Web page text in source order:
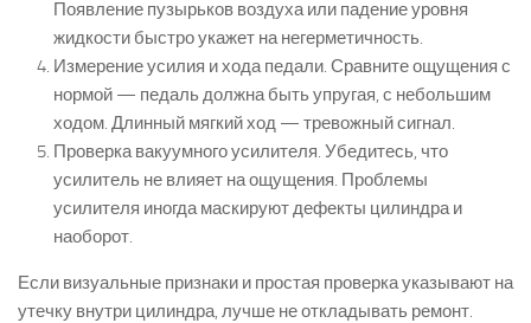
Появление пузырьков воздуха или падение уровня
жидкости быстро укажет на негерметичность.
Измерение усилия и хода педали. Сравните ощущения с
нормой — педаль должна быть упругая, с небольшим
ходом. Длинный мягкий ход — тревожный сигнал.
Проверка вакуумного усилителя. Убедитесь, что
усилитель не влияет на ощущения. Проблемы
усилителя иногда маскируют дефекты цилиндра и
наоборот.
Если визуальные признаки и простая проверка указывают на
утечку внутри цилиндра, лучше не откладывать ремонт.